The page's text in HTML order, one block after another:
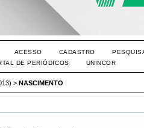
ACESSO CADASTRO
DE PERIÓDICOS UNINCOR
> NASCIMENTO